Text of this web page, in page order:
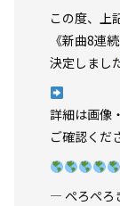
この度、上
《新曲8連
決定しまし
詳細は画像
ご確認くだ
— ぺろぺろ